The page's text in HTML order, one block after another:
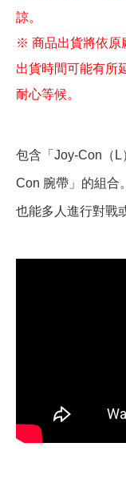
諒。
※ 商品出貨將依原
出貨時間可能有所
耐心等候。
包含「Joy-Con（
Con 腕帶」的組合
也能多人進行對戰